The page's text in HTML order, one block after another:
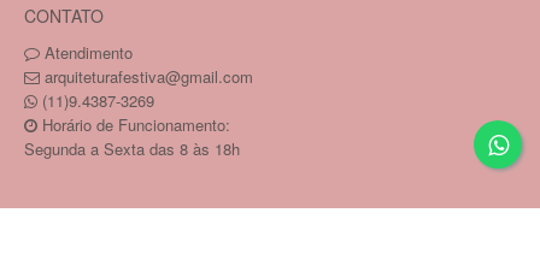
CONTATO
Atendimento
arquiteturafestiva@gmail.com
(11)9.4387-3269
Horário de Funcionamento:
Segunda a Sexta das 8 às 18h